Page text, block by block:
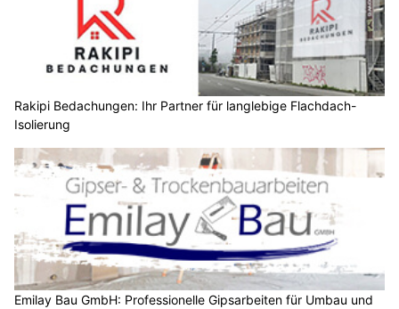
Rakipi Bedachungen: Ihr Partner für langlebige Flachdach-
Isolierung
Emilay Bau GmbH: Professionelle Gipsarbeiten für Umbau und